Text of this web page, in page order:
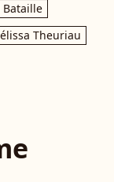
Bataille
Theuriau